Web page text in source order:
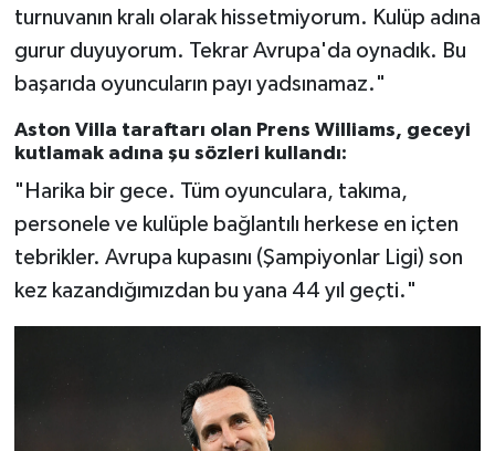
turnuvanın kralı olarak hissetmiyorum. Kulüp adına
gurur duyuyorum. Tekrar Avrupa'da oynadık. Bu
başarıda oyuncuların payı yadsınamaz."
Aston Villa taraftarı olan Prens Williams, geceyi
kutlamak adına şu sözleri kullandı:
"Harika bir gece. Tüm oyunculara, takıma,
personele ve kulüple bağlantılı herkese en içten
tebrikler. Avrupa kupasını (Şampiyonlar Ligi) son
kez kazandığımızdan bu yana 44 yıl geçti."